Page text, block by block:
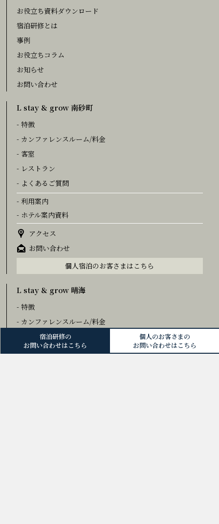
お役立ち資料ダウンロード
宿泊研修とは
事例
お役立ちコラム
お知らせ
お問い合わせ
L stay & grow 南砂町
- 特徴
- カンファレンスルーム/料金
- 客室
- レストラン
- よくあるご質問
- 利用案内
- ホテル案内資料
アクセス
お問い合わせ
個人宿泊のお客さまはこちら
L stay & grow 晴海
- 特徴
- カンファレンスルーム/料金
- 研修プラン
- 客室
宿泊研修の
お問い合わせはこちら
個人のお客さまの
お問い合わせはこちら